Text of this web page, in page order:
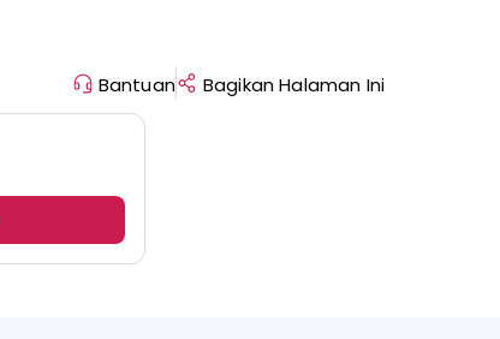
Bantuan Bagikan Halaman Ini